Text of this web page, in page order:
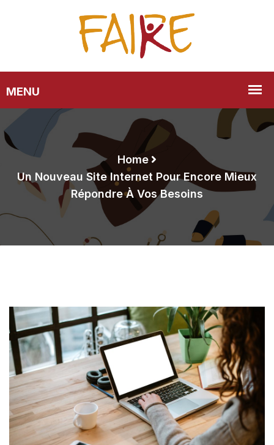
Home
Un Nouveau Site Internet Pour Encore Mieux
Répondre À Vos Besoins